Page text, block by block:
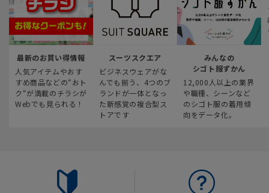
最新のお買い得情報
人気アイテムやおす
すめ商品などの“おト
ク“が満載のチラシが
Webでも見られる！
スーツスクエア
ビジネスウェアがな
んでも揃う、4つのブ
ランドが一体となっ
た新感覚の複合型ス
トアです
みんなの
シゴト服ずかん
12,000人以上の業界
や職種、シーンなど
のシゴト服の着用傾
向をデータ化。